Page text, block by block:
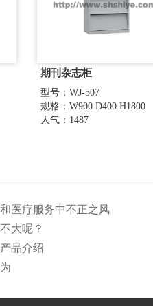
期刊杂志柜
型号：WJ-507
规格：W900 D400 H1800
人气：1487
医疗服务中不正之风
大呢？
品介绍